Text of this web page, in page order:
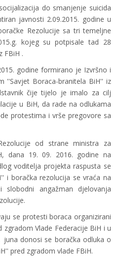
do smanjenje suicida
javnosti 2.09.2015. godine u
Rezolucije sa tri temeljne
kojeg su potpisale tad 28
FBiH .
godine formirano je Izvršno i
''Savjet Boraca-branitela BiH'' iz
čije tijelo je imalo za cilj
u BiH, da rade na odlukama
protestima i vrše pregovore sa
od strane ministra za
dana 19. 09. 2016. godine na
voditelja projekta raspusta se
i boračka rezolucija se vraća na
angažman djelovanja
se protesti boraca organizirani
Vlade Federacije BiH i u
donosi se boračka odluka o
pred zgradom vlade FBiH.